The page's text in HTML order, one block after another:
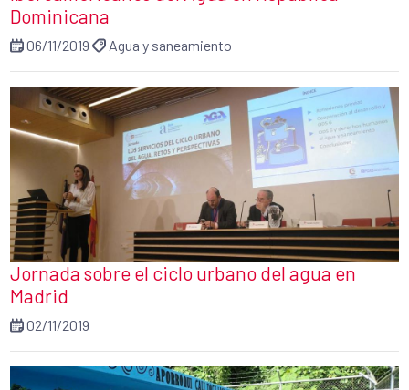
Dominicana
06/11/2019 Agua y saneamiento
Jornada sobre el ciclo urbano del agua en
Madrid
02/11/2019